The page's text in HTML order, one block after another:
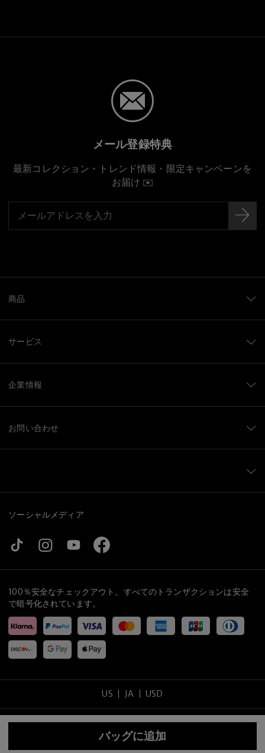
メール登録特典
最新コレクション・トレンド情報・限定キャンペーンを
お届け ✉️
商品
サービス
企業情報
お問い合わせ
ソーシャルメディア
100％安全なチェックアウト。すべてのトランザクションは安全
で暗号化されています。
US JA USD
コピーライト©2026tijneyewear.全ての権利を保留する.
プライバシーポリシー
バッグに追加